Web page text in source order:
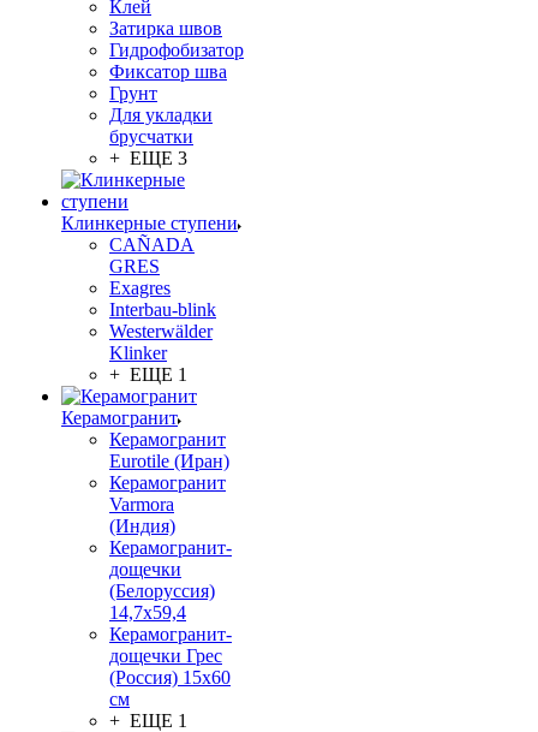
Клей
Затирка швов
Гидрофобизатор
Фиксатор шва
Грунт
Для укладки
брусчатки
+ ЕЩЕ 3
Клинкерные ступени
CAÑADA
GRES
Exagres
Interbau-blink
Westerwälder
Klinker
+ ЕЩЕ 1
Керамогранит
Керамогранит
Eurotile (Иран)
Керамогранит
Varmora
(Индия)
Керамогранит-
дощечки
(Белоруссия)
14,7x59,4
Керамогранит-
дощечки Грес
(Россия) 15х60
см
+ ЕЩЕ 1